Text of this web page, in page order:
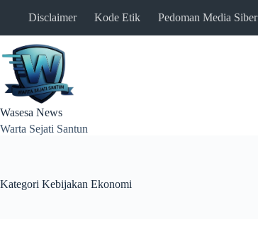
Disclaimer Kode Etik Pedoman Media Siber
Wasesa News
Warta Sejati Santun
Kategori Kebijakan Ekonomi